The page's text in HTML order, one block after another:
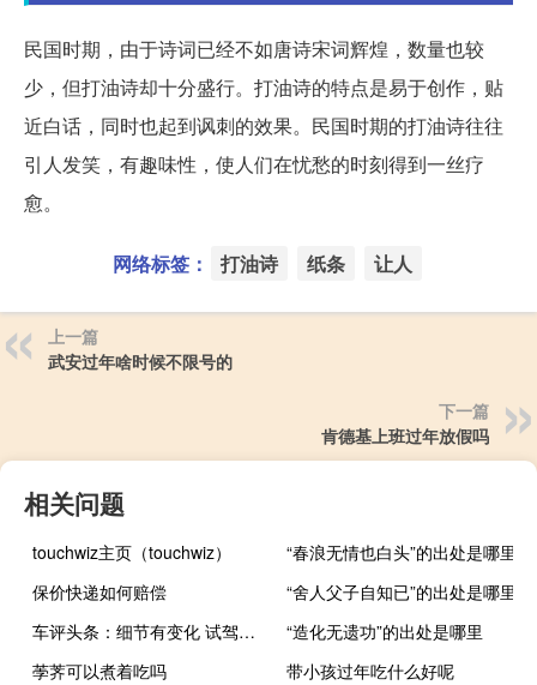
民国时期，由于诗词已经不如唐诗宋词辉煌，数量也较
少，但打油诗却十分盛行。打油诗的特点是易于创作，贴
近白话，同时也起到讽刺的效果。民国时期的打油诗往往
引人发笑，有趣味性，使人们在忧愁的时刻得到一丝疗
愈。
网络标签： 打油诗 纸条 让人
上一篇
武安过年啥时候不限号的
下一篇
肯德基上班过年放假吗
相关问题
touchwiz主页（touchwiz）
“春浪无情也白头”的出处是哪里
保价快递如何赔偿
“舍人父子自知已”的出处是哪里
车评头条：细节有变化 试驾郑州日产2013款奥丁
“造化无遗功”的出处是哪里
荸荠可以煮着吃吗
带小孩过年吃什么好呢